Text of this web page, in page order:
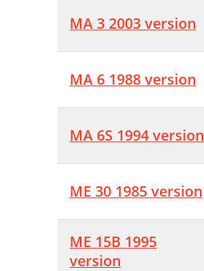
MA 3 2003 version
MA 6 1988 version
MA 6S 1994 version
ME 30 1985 version
ME 15B 1995
version